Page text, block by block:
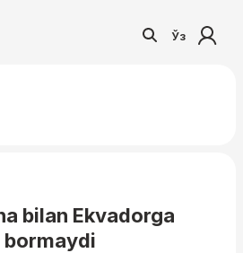
Ўз
bilan Ekvadorga